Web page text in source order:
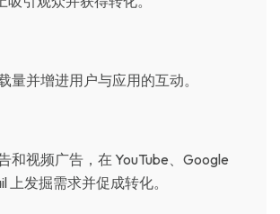
量并增进用户与应用的互动。
和视频广告，在 YouTube、Google
上发掘需求并促成转化。